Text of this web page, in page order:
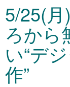
5/25(
ろから
い“デ
作”